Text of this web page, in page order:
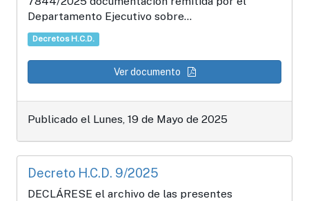
Departamento Ejecutivo sobre...
Decretos H.C.D.
Ver documento
Publicado el Lunes, 19 de Mayo de 2025
Decreto H.C.D. 9/2025
DECLÁRESE el archivo de las presentes